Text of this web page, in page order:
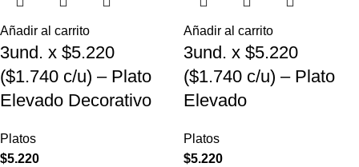
Añadir al carrito
3und. x $5.220
($1.740 c/u) – Plato
Elevado Decorativo
Platos
$5.220
Añadir al carrito
3und. x $5.220
($1.740 c/u) – Plato
Elevado
Platos
$5.220